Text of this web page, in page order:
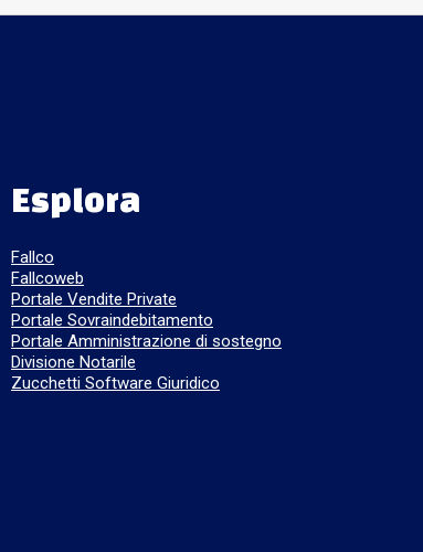
Esplora
Fallco
Fallcoweb
Portale Vendite Private
Portale Sovraindebitamento
Portale Amministrazione di sostegno
Divisione Notarile
Zucchetti Software Giuridico